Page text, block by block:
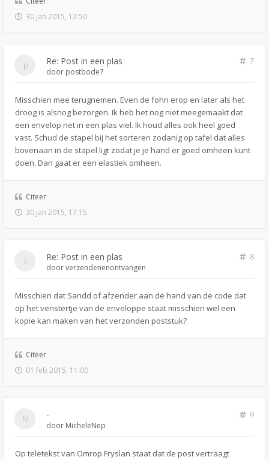
30 jan 2015, 12:50
Re: Post in een plas
7
door postbode7
Misschien mee terugnemen. Even de fohn erop en later als het
droog is alsnog bezorgen. Ik heb het nog niet meegemaakt dat
een envelop net in een plas viel. Ik houd alles ook heel goed
vast. Schud de stapel bij het sorteren zodanig op tafel dat alles
bovenaan in de stapel ligt zodat je je hand er goed omheen kunt
doen. Dan gaat er een elastiek omheen.
Citeer
30 jan 2015, 17:15
Re: Post in een plas
8
doorverzendenenontvangen
Misschien dat Sandd of afzender aan de hand van de code dat
op het venstertje van de enveloppe staat misschien wel een
kopie kan maken van het verzonden poststuk?
Citeer
01 feb 2015, 11:00
-
9
door MicheleNep
Op teletekst van Omrop Fryslan staat dat de post vertraagt